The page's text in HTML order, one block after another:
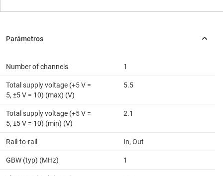
Number of channels 1
Total supply voltage (+5 V =
5, ±5 V = 10) (max) (V)
5.5
Total supply voltage (+5 V =
5, ±5 V = 10) (min) (V)
2.1
Rail-to-rail In, Out
GBW (typ) (MHz) 1